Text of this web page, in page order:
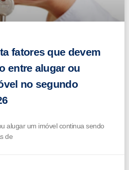
fatores que devem
entre alugar ou
no segundo
alugar um imóvel continua sendo
de